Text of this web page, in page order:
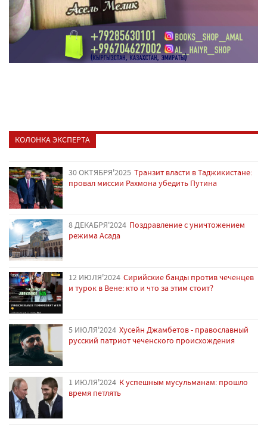
КОЛОНКА ЭКСПЕРТА
30 ОКТЯБРЯ'2025 Транзит власти в Таджикистане:
провал миссии Рахмона убедить Путина
8 ДЕКАБРЯ'2024 Поздравление с уничтожением
режима Асада
12 ИЮЛЯ'2024 Сирийские банды против чеченцев
и турок в Вене: кто и что за этим стоит?
5 ИЮЛЯ'2024 Хусейн Джамбетов - православный
русский патриот чеченского происхождения
1 ИЮЛЯ'2024 К успешным мусульманам: прошло
время петлять